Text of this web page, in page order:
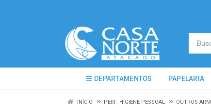
DEPARTAMENTOS PAPELARIA
INÍCIO PERF. HIGIENE PESSOAL OUTROS